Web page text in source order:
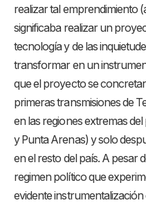
realizar tal emprendimiento
significaba realizar un
tecnología y de las
transformar en un
que el proyecto se
primeras transmisiones de
en las regiones extremas
y Punta Arenas) y solo
en el resto del país. A pesar
regimen político que
evidente